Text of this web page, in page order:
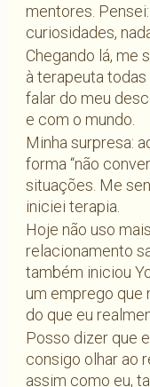
mentores.
curiosidades,
Chegando lá, me
à terapeuta
falar do meu
e com o mundo.
Minha surpresa:
forma “não
situações. Me
iniciei terapia.
Hoje não uso
relacionamento
também iniciou
um emprego que
do que eu
Posso dizer que
consigo olhar ao
assim como eu,